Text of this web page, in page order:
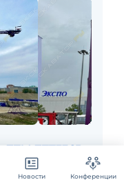
ZTT336B-
Новости Конференции